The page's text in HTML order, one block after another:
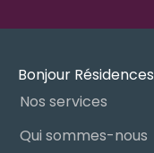
Bonjour Résidences
Nos services
Qui sommes-nous